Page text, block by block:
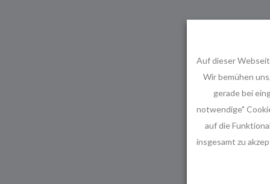
Auf dieser
Wir bemühen
gerade bei
notwendige"
auf die
insgesamt zu